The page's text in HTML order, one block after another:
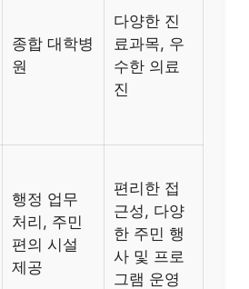
종합 대학병
원
다양한 진
료과목, 우
수한 의료
진
행정 업무
처리, 주민
편의 시설
제공
편리한 접
근성, 다양
한 주민 행
사 및 프로
그램 운영